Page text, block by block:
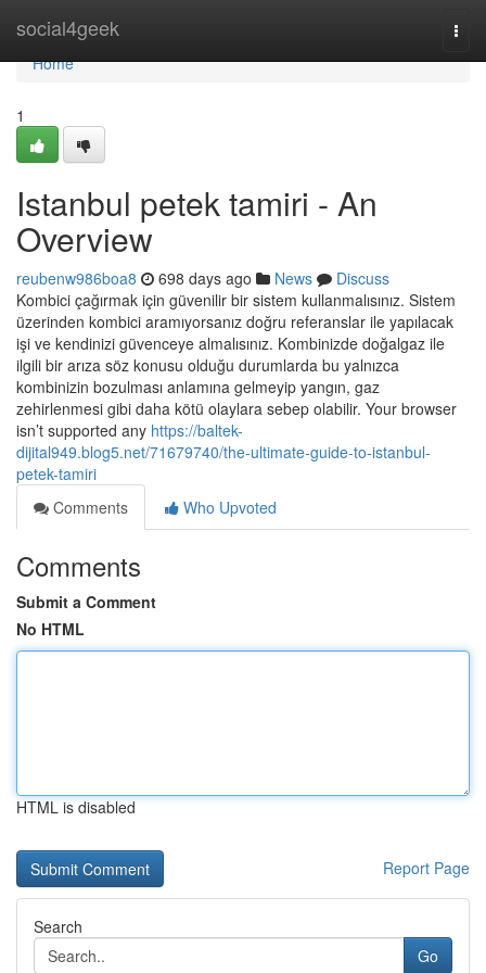
social4geek
Home
Home
1
Istanbul petek tamiri - An
Overview
reubenw986boa8 698 days ago News
Discuss
Kombici çağırmak için güvenilir bir sistem kullanmalısınız. Sistem
üzerinden kombici aramıyorsanız doğru referanslar ile yapılacak
işi ve kendinizi güvenceye almalısınız. Kombinizde doğalgaz ile
ilgili bir arıza söz konusu olduğu durumlarda bu yalnızca
kombinizin bozulması anlamına gelmeyip yangın, gaz
zehirlenmesi gibi daha kötü olaylara sebep olabilir. Your browser
isn’t supported any https://baltek-
dijital949.blog5.net/71679740/the-ultimate-guide-to-istanbul-
petek-tamiri
Comments
Who Upvoted
Comments
Submit a Comment
No HTML
HTML is disabled
Report Page
Search
Go